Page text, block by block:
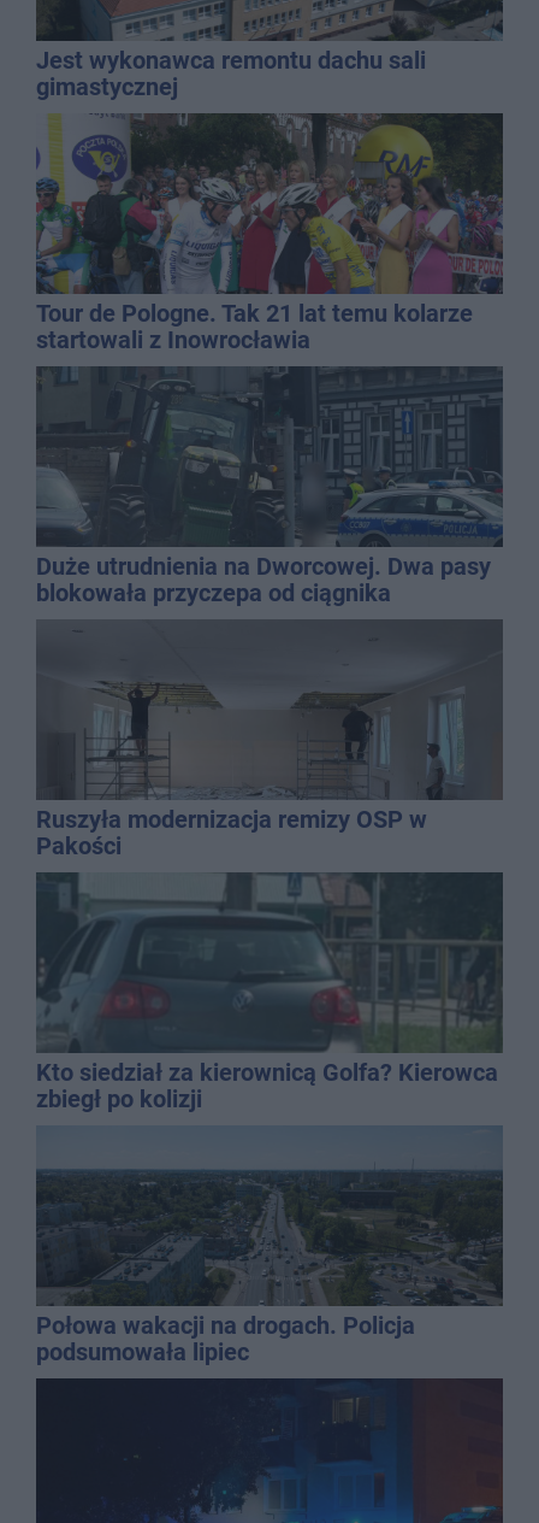
Jest wykonawca remontu dachu sali
gimastycznej
Tour de Pologne. Tak 21 lat temu kolarze
startowali z Inowrocławia
Duże utrudnienia na Dworcowej. Dwa pasy
blokowała przyczepa od ciągnika
Ruszyła modernizacja remizy OSP w
Pakości
Kto siedział za kierownicą Golfa? Kierowca
zbiegł po kolizji
Połowa wakacji na drogach. Policja
podsumowała lipiec